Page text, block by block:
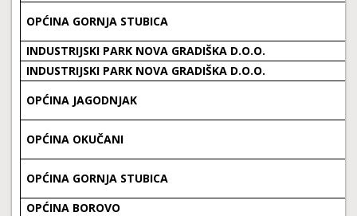
OPĆINA GORNJA STUBICA
INDUSTRIJSKI PARK NOVA GRADIŠKA D.O.O.
INDUSTRIJSKI PARK NOVA GRADIŠKA D.O.O.
OPĆINA JAGODNJAK
OPĆINA OKUČANI
OPĆINA GORNJA STUBICA
OPĆINA BOROVO